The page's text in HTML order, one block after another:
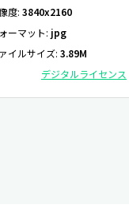
度: 3840x2160
ーマット: jpg
イルサイズ: 3.89M
デジタルライセンス